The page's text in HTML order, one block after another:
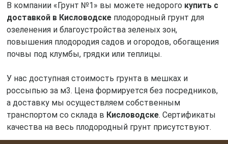
В компании «Грунт №1» вы можете недорого купить с
доставкой в Кисловодскеплодородный грунт для
озеленения и благоустройства зеленых зон,
повышения плодородия садов и огородов, обогащения
почвы под клумбы, грядки или теплицы.
У нас доступная стоимость грунта в мешках и
россыпью за м3. Цена формируется без посредников,
а доставку мы осуществляем собственным
транспортом со склада в Кисловодске. Сертификаты
качества на весь плодородный грунт присутствуют.